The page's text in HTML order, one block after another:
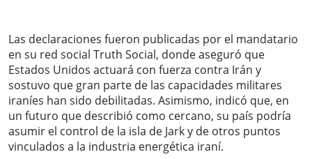
Las declaraciones fueron publicadas por el mandatario
en su red social Truth Social, donde aseguró que
Estados Unidos actuará con fuerza contra Irán y
sostuvo que gran parte de las capacidades militares
iraníes han sido debilitadas. Asimismo, indicó que, en
un futuro que describió como cercano, su país podría
asumir el control de la isla de Jark y de otros puntos
vinculados a la industria energética iraní.